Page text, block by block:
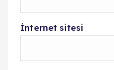
İnternet sitesi